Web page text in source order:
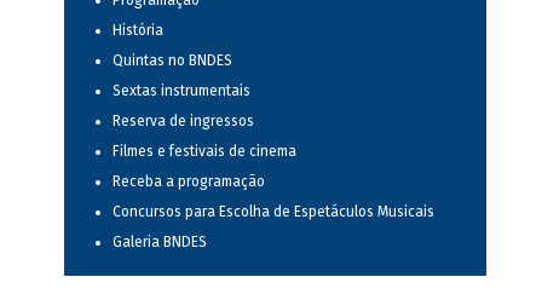
História
Quintas no BNDES
Sextas instrumentais
Reserva de ingressos
Filmes e festivais de cinema
Receba a programação
Concursos para Escolha de Espetáculos Musicais
Galeria BNDES